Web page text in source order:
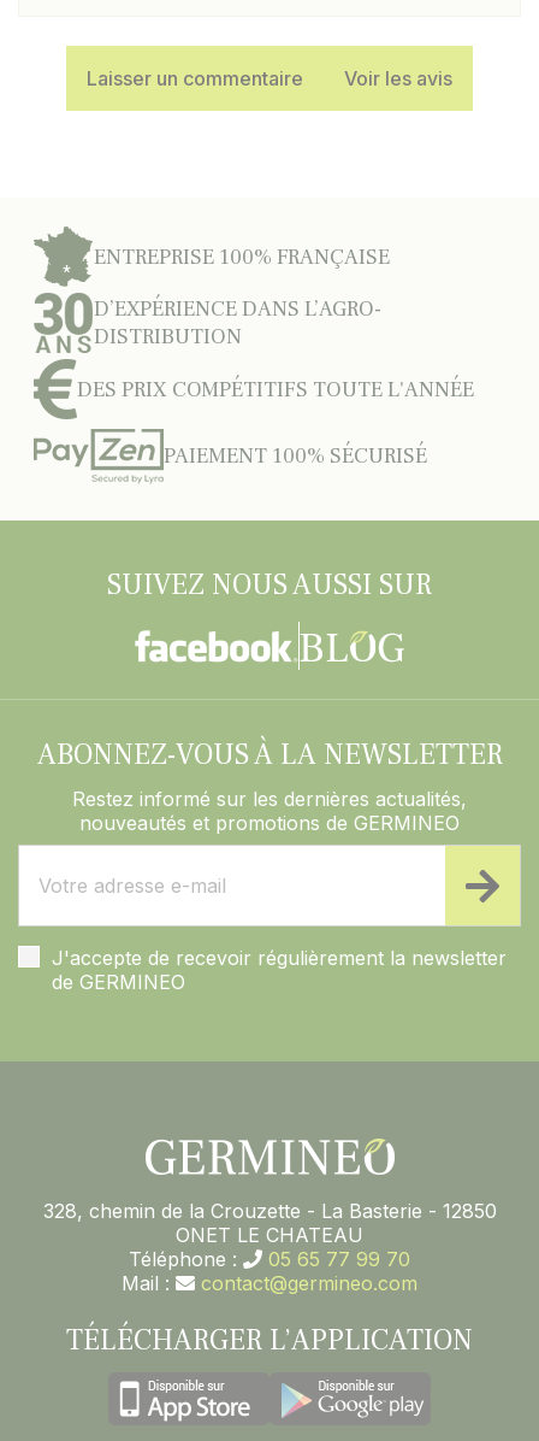
Laisser un commentaire Voir les avis
ENTREPRISE 100% FRANÇAISE
D’EXPÉRIENCE DANS L’AGRO-
DISTRIBUTION
DES PRIX COMPÉTITIFS TOUTE L'ANNÉE
PAIEMENT 100% SÉCURISÉ
SUIVEZ NOUS AUSSI SUR
ABONNEZ-VOUS À LA NEWSLETTER
Restez informé sur les dernières actualités,
nouveautés et promotions de GERMINEO
J'accepte de recevoir régulièrement la newsletter
de GERMINEO
328, chemin de la Crouzette - La Basterie - 12850
ONET LE CHATEAU
Téléphone :
05 65 77 99 70
Mail :
contact@germineo.com
TÉLÉCHARGER L’APPLICATION